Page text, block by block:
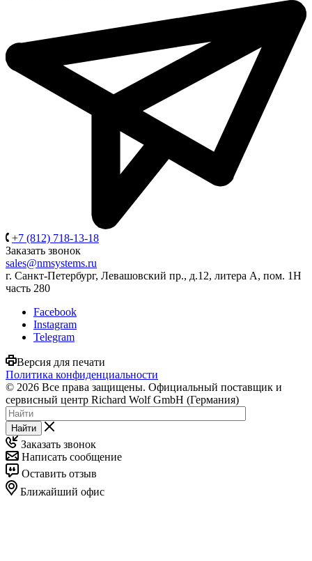
+7 (812) 718-13-18
Заказать звонок
sales@nmsystems.ru
г. Санкт-Петербург, Левашовский пр., д.12, литера А, пом. 1Н
часть 280
Facebook
Instagram
Telegram
Версия для печати
Политика конфиденциальности
© 2026 Все права защищены. Официальный поставщик и
сервисный центр Richard Wolf GmbH (Германия)
Найти
Заказать звонок
Написать сообщение
Оставить отзыв
Ближайший офис